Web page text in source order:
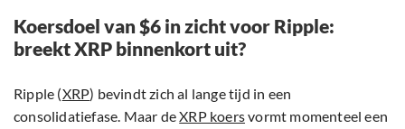
Koersdoel van $6 in zicht voor Ripple:
breekt XRP binnenkort uit?
Ripple (XRP) bevindt zich al lange tijd in een
consolidatiefase. Maar deXRP koersvormt momenteel een